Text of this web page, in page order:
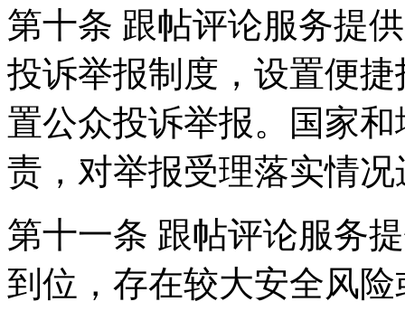
第十条 跟帖评论服务提
投诉举报制度，设置便
置公众投诉举报。国家
责，对举报受理落实情
第十一条 跟帖评论服务
到位，存在较大安全风